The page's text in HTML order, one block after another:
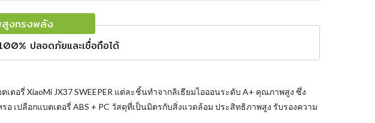
สูงทรงพลัง
ปลอดภัยและเชื่อถือได้
เตอรี่ XiaoMi JX37 SWEEPER แต่ละชิ้นทำจากลิเธียมไอออนระดับ A+ คุณภาพสูง ซึ่ง
เปลือกแบตเตอรี่ ABS + PC วัสดุที่เป็นมิตรกับสิ่งแวดล้อม ประสิทธิภาพสูง รับรองความ